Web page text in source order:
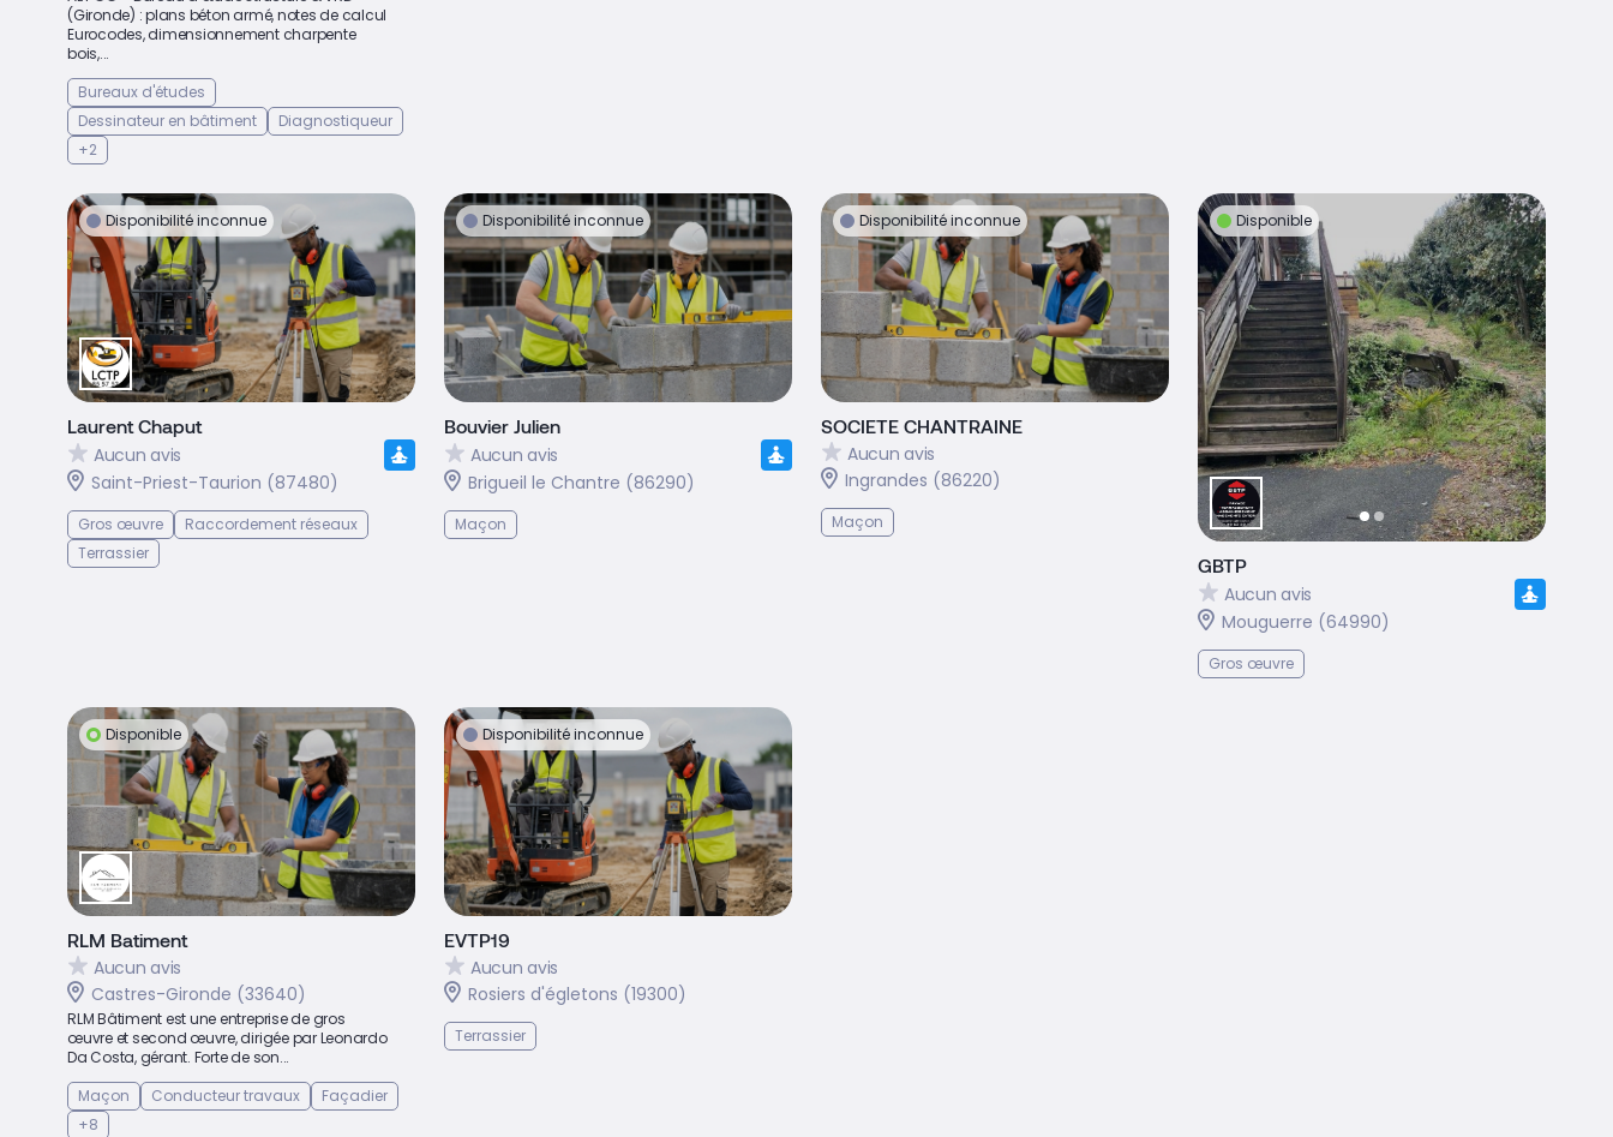
(Gironde) : plans béton armé, notes de calcul
Eurocodes, dimensionnement charpente
bois,...
Bureaux d'études
Dessinateur en bâtiment
Diagnostiqueur
+2
Disponibilité inconnue
Laurent Chaput
Aucun avis
Saint-Priest-Taurion (87480)
Gros œuvre
Raccordement réseaux
Terrassier
Disponibilité inconnue
Bouvier Julien
Aucun avis
Brigueil le Chantre (86290)
Maçon
Disponibilité inconnue
SOCIETE CHANTRAINE
Aucun avis
Ingrandes (86220)
Maçon
Disponible
GBTP
Aucun avis
Mouguerre (64990)
Gros œuvre
Disponible
RLM Batiment
Aucun avis
Castres-Gironde (33640)
RLM Bâtiment est une entreprise de gros
œuvre et second œuvre, dirigée par Leonardo
Da Costa, gérant. Forte de son...
Maçon
Conducteur travaux
Façadier
+8
Disponibilité inconnue
EVTP19
Aucun avis
Rosiers d'égletons (19300)
Terrassier